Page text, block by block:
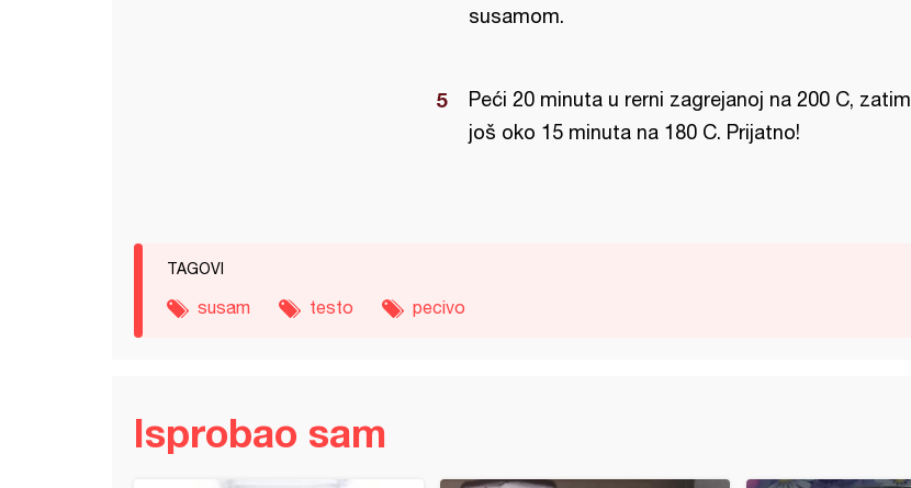
susamom.
Peći 20 minuta u rerni zagrejanoj na 200 C, zatim
još oko 15 minuta na 180 C. Prijatno!
TAGOVI
susam testo pecivo
Isprobao sam